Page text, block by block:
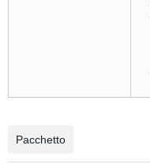
Pacchetto